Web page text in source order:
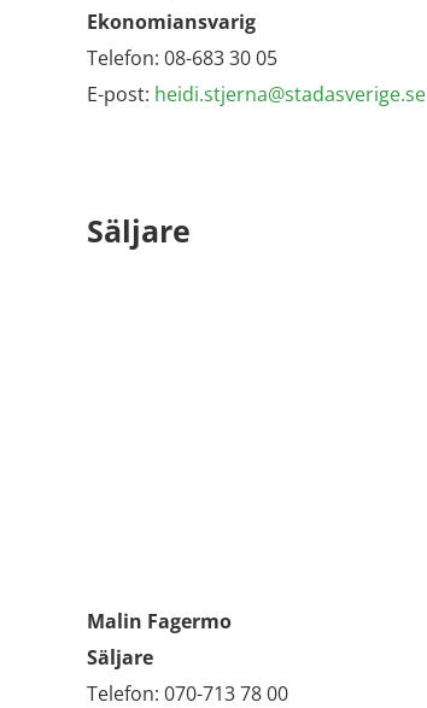
Ekonomiansvarig
Telefon: 08-683 30 05
E-post: heidi.stjerna@stadasverige.se
Säljare
Malin Fagermo
Säljare
Telefon: 070-713 78 00